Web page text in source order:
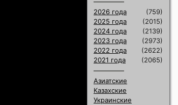
2026 года
(759)
2025 года
(2015)
2024 года
(2139)
2023 года
(2973)
2022 года
(2622)
2021 года
(2065)
Азиатские
Казахские
Украинские